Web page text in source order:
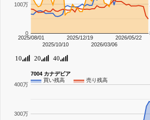
2025/08/01
2025/10/10
2025/12/19
2026/03/06
2026/05/22
0
100万
10 20 40
7004 カナデビア
買い残高
売り残高
300万
400万